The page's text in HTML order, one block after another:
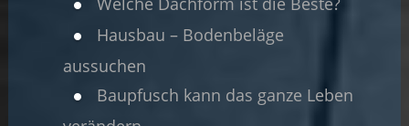
Hausbau – Bodenbeläge
aussuchen
Baupfusch kann das ganze Leben